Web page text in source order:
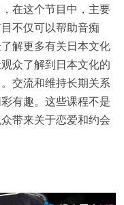
在这个节目中，主要
不仅可以帮助音痴
解更多有关日本文化
众了解到日本文化的
交流和维持长期关系
有趣。这些课程不是
带来关于恋爱和约会